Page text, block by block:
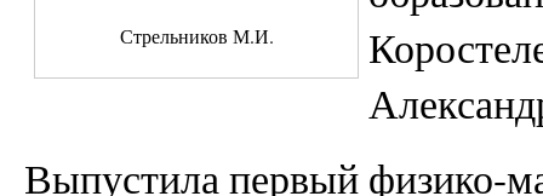
Стрельников М.И.
Выпустила первый физико-